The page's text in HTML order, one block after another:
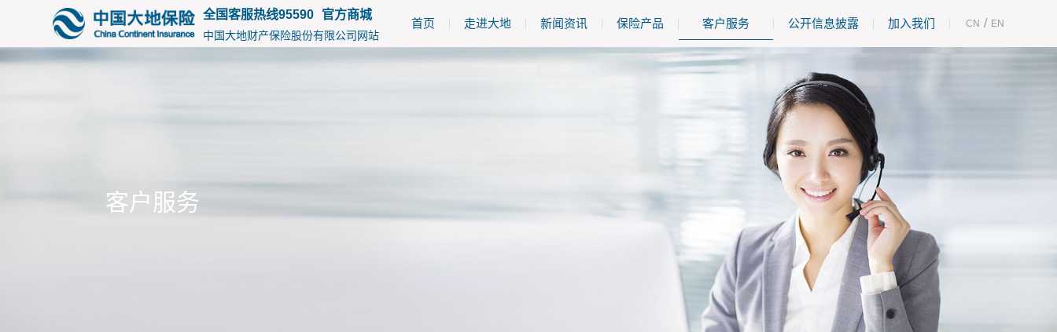
全国客服热线95590 官方商城
中国大地财产保险股份有限公司网站
首页 走进大地 新闻资讯 保险产品 客户服务 公开信息披露 加入我们 CN / EN
客户服务